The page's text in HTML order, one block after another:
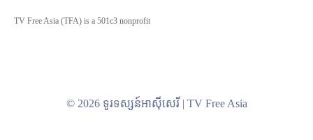
TV Free Asia (TFA) is a 501c3 nonprofit
© 2026 ទូរទស្សន៍អាស៊ីសេរី | TV Free Asia